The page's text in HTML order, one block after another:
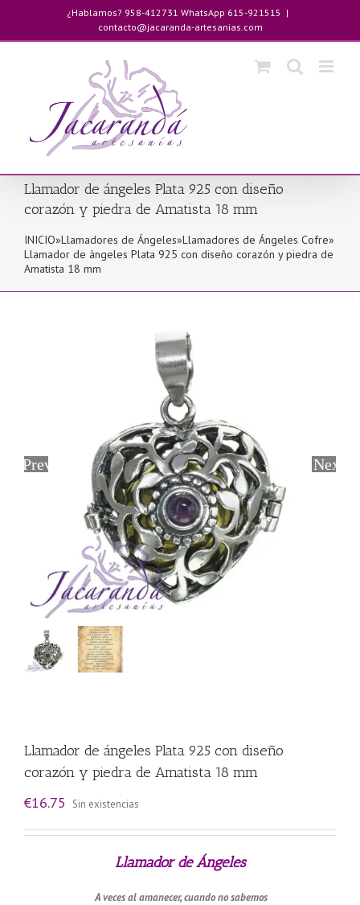
contenido
¿Hablamos? 958-412731 WhatsApp 615-921515 |
contacto@jacaranda-artesanias.com
Llamador de ángeles Plata 925 con diseño
corazón y piedra de Amatista 18 mm
INICIO»Llamadores de Ángeles»Llamadores de Ángeles Cofre»
Llamador de ángeles Plata 925 con diseño corazón y piedra de
Amatista 18 mm
Previous Next
Llamador de ángeles Plata 925 con diseño
corazón y piedra de Amatista 18 mm
€16.75 Sin existencias
Llamador de Ángeles
A veces al amanecer, cuando no sabemos